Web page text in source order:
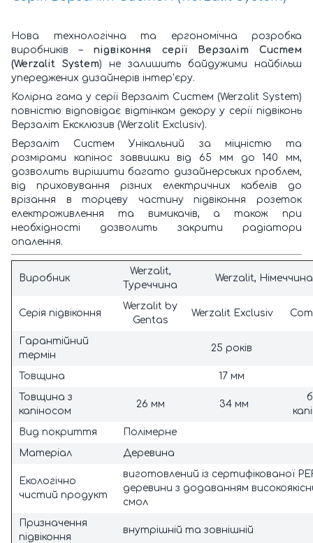
Нова технологічна та ергономічна розробка
виробників – підвіконня серії Верзаліт Систем
(Werzalit System) не залишить байдужими найбільш
упереджених дизайнерів інтер'єру.
Колірна гама у серії Верзаліт Систем (Werzalit System)
повністю відповідає відтінкам декору у серії підвіконь
Верзаліт Ексклюзив (Werzalit Exclusiv).
Верзаліт Систем Унікальний за міцністю та
розмірами капінос заввишки від 65 мм до 140 мм,
дозволить вирішити багато дизайнерських проблем,
від приховування різних електричних кабелів до
врізання в торцеву частину підвіконня розеток
електроживлення та вимикачів, а також при
необхідності дозволить закрити радіатори
опалення.
Виробник
Werzalit,
Туреччина
Werzalit,
Серія підвіконня
Werzalit by
Gentas
Werzalit Exclusiv
Гарантійний
термін
25 років
Товщина
17 мм
Товщина з
капіносом
26 мм 34 мм
Вид покриття
Полімерне
Матеріал
Деревина
Екологічно
чистий продукт
виготовлений із сертифікованої
деревини з додаванням
смол
Призначення
підвіконня
внутрішній та зовнішній